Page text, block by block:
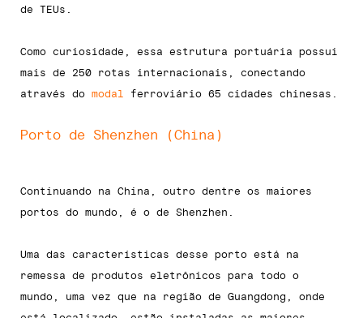
de TEUs.
Como curiosidade, essa estrutura portuária possui
mais de 250 rotas internacionais, conectando
através do modal ferroviário 65 cidades chinesas.
Porto de Shenzhen (China)
Continuando na China, outro dentre os maiores
portos do mundo, é o de Shenzhen.
Uma das características desse porto está na
remessa de produtos eletrônicos para todo o
mundo, uma vez que na região de Guangdong, onde